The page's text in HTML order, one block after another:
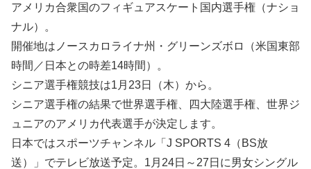
アメリカ合衆国のフィギュアスケート国内選手権（ナショ
ナル）。
開催地はノースカロライナ州・グリーンズボロ（米国東部
時間／日本との時差14時間）。
シニア選手権競技は1月23日（木）から。
シニア選手権の結果で世界選手権、四大陸選手権、世界ジ
ュニアのアメリカ代表選手が決定します。
日本ではスポーツチャンネル「J SPORTS 4（BS放
送）」でテレビ放送予定。1月24日～27日に男女シングル